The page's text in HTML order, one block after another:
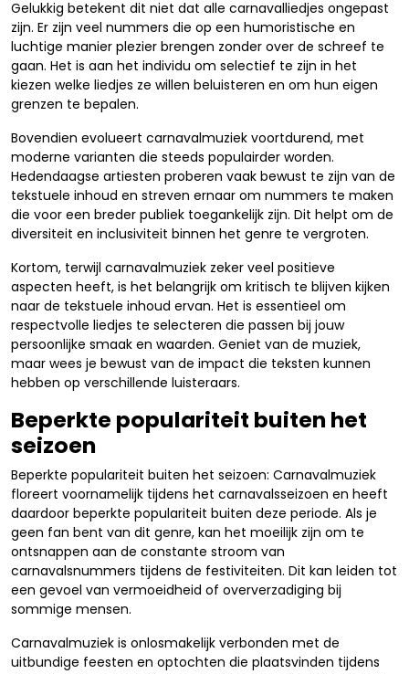
Gelukkig betekent dit niet dat alle carnavalliedjes ongepast
zijn. Er zijn veel nummers die op een humoristische en
luchtige manier plezier brengen zonder over de schreef te
gaan. Het is aan het individu om selectief te zijn in het
kiezen welke liedjes ze willen beluisteren en om hun eigen
grenzen te bepalen.
Bovendien evolueert carnavalmuziek voortdurend, met
moderne varianten die steeds populairder worden.
Hedendaagse artiesten proberen vaak bewust te zijn van de
tekstuele inhoud en streven ernaar om nummers te maken
die voor een breder publiek toegankelijk zijn. Dit helpt om de
diversiteit en inclusiviteit binnen het genre te vergroten.
Kortom, terwijl carnavalmuziek zeker veel positieve
aspecten heeft, is het belangrijk om kritisch te blijven kijken
naar de tekstuele inhoud ervan. Het is essentieel om
respectvolle liedjes te selecteren die passen bij jouw
persoonlijke smaak en waarden. Geniet van de muziek,
maar wees je bewust van de impact die teksten kunnen
hebben op verschillende luisteraars.
Beperkte populariteit buiten het
seizoen
Beperkte populariteit buiten het seizoen: Carnavalmuziek
floreert voornamelijk tijdens het carnavalsseizoen en heeft
daardoor beperkte populariteit buiten deze periode. Als je
geen fan bent van dit genre, kan het moeilijk zijn om te
ontsnappen aan de constante stroom van
carnavalsnummers tijdens de festiviteiten. Dit kan leiden tot
een gevoel van vermoeidheid of oververzadiging bij
sommige mensen.
Carnavalmuziek is onlosmakelijk verbonden met de
uitbundige feesten en optochten die plaatsvinden tijdens